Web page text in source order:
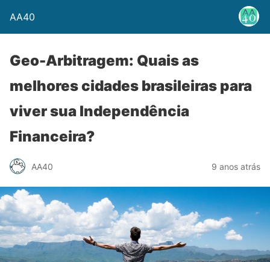
AA40
Geo-Arbitragem: Quais as
melhores cidades brasileiras para
viver sua Independência
Financeira?
AA40 9 anos atrás